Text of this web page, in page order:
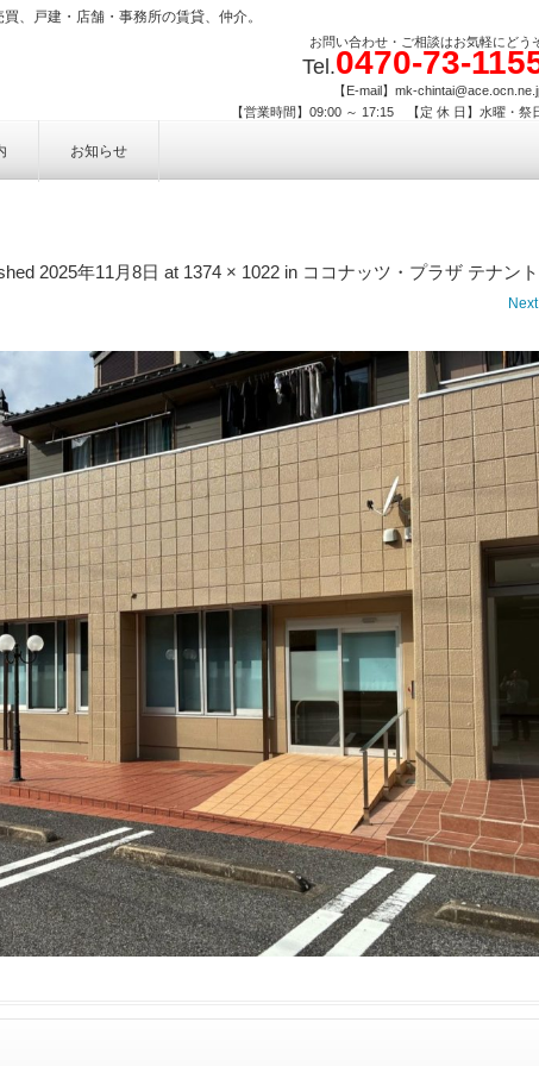
、戸建・店舗・事務所の賃貸、仲介。
お問い合わせ・ご相談はお気軽にどう
Tel.0470-73-
【E-mail】mk-
【営業時間】09:00 ～ 17:15 【定 休 日】水曜・祭
い合せ
お知らせ
2025年11月8日 at 1374 × 1022 in ココナッツ・プラザ テナン